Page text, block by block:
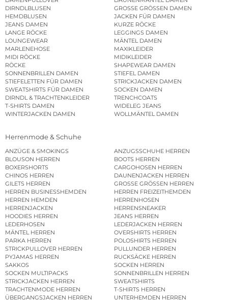
DIRNDLBLUSEN
GROSSE GRÖSSEN DAMEN
HEMDBLUSEN
JACKEN FÜR DAMEN
JEANS DAMEN
KURZE RÖCKE
LANGE RÖCKE
LEGGINGS DAMEN
LOUNGEWEAR
MÄNTEL DAMEN
MARLENEHOSE
MAXIKLEIDER
MIDI RÖCKE
MIDIKLEIDER
RÖCKE
SHAPEWEAR DAMEN
SONNENBRILLEN DAMEN
STIEFEL DAMEN
STIEFELETTEN FÜR DAMEN
STRICKJACKEN DAMEN
SWEATSHIRTS FÜR DAMEN
SOCKEN DAMEN
DIRNDL & TRACHTENKLEIDER
TRENCHCOATS
T-SHIRTS DAMEN
WIDELEG JEANS
WINTERJACKEN DAMEN
WOLLMÄNTEL DAMEN
Herrenmode & Schuhe
ANZÜGE & SMOKINGS
ANZUGSSCHUHE HERREN
BLOUSON HERREN
BOOTS HERREN
BOXERSHORTS
CARGOHOSEN HERREN
CHINOS HERREN
DAUNENJACKEN HERREN
GILETS HERREN
GROSSE GRÖSSEN HERREN
HERREN BUSINESSHEMDEN
HERREN FREIZEITHEMDEN
HERREN HEMDEN
HERRENHOSEN
HERRENJACKEN
HERRENSNEAKER
HOODIES HERREN
JEANS HERREN
LEDERHOSEN
LEDERJACKEN HERREN
MÄNTEL HERREN
OVERSHIRTS HERREN
PARKA HERREN
POLOSHIRTS HERREN
STRICKPULLOVER HERREN
PULLUNDER HERREN
PYJAMAS HERREN
RUCKSÄCKE HERREN
SAKKOS
SOCKEN HERREN
SOCKEN MULTIPACKS
SONNENBRILLEN HERREN
STRICKJACKEN HERREN
SWEATSHIRTS
TRACHTENMODE HERREN
T-SHIRTS HERREN
ÜBERGANGSJACKEN HERREN
UNTERHEMDEN HERREN